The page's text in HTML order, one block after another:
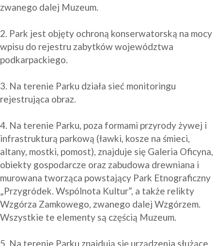
zwanego dalej Muzeum.
2. Park jest objęty ochroną konserwatorską na mocy
wpisu do rejestru zabytków województwa
podkarpackiego.
3. Na terenie Parku działa sieć monitoringu
rejestrująca obraz.
4. Na terenie Parku, poza formami przyrody żywej i
infrastrukturą parkową (ławki, kosze na śmieci,
altany, mostki, pomost), znajduje się Galeria Oficyna,
obiekty gospodarcze oraz zabudowa drewniana i
murowana tworząca powstający Park Etnograficzny
„Przygródek. Wspólnota Kultur”, a także relikty
Wzgórza Zamkowego, zwanego dalej Wzgórzem.
Wszystkie te elementy są częścią Muzeum.
5. Na terenie Parku znajdują się urządzenia służące